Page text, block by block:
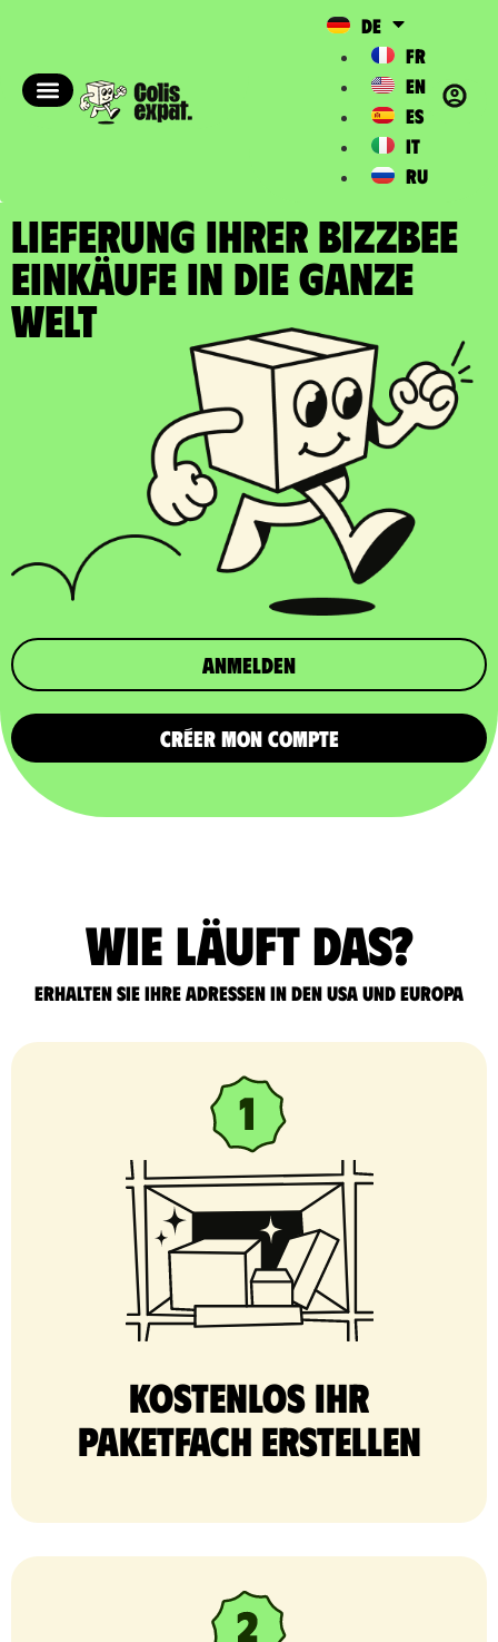
DE
FR
EN
ES
IT
RU
LIEFERUNG IHRER BIZZBEE
EINKÄUFE In die ganze
Welt
Anmelden
CRÉER MON COMPTE
Wie läuft das?
Erhalten Sie Ihre Adressen in den USA und Europa
Kostenlos Ihr
Paketfach erstellen